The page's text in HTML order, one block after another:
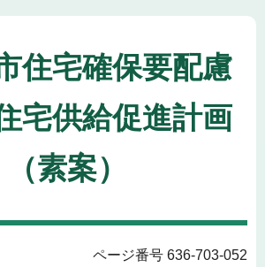
住宅確保要配慮
宅供給促進計画
（素案）
ページ番号 636-703-052